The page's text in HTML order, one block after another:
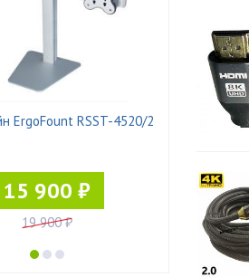
ErgoFount RSST-4520/2
15 900 ₽
19 900 ₽